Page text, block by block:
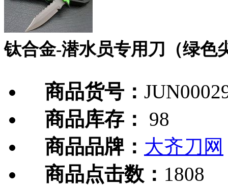
钛合金-潜水员专用刀（绿色
商品货号：
商品库存：
98
商品品牌： 大齐刀网
商品点击数： 1808